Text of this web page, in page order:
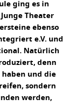
ging es in
Theater
ebenso
e.V. und
Natürlich
denn
und die
sondern
werden,